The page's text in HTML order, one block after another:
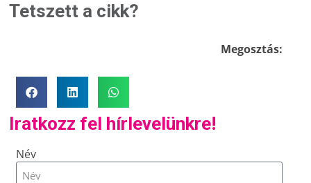
Tetszett a cikk?
Megosztás:
Iratkozz fel hírlevelünkre!
Név